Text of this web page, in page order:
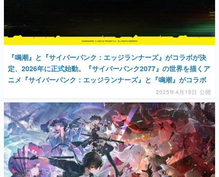
『鳴潮』と『サイバーパンク：エッジランナーズ』がコラボが決
定、2026年に正式始動。『サイバーパンク2077』の世界を描くア
ニメ『サイバーパンク：エッジランナーズ』と『鳴潮』がコラボ
2025年4月19日 公開